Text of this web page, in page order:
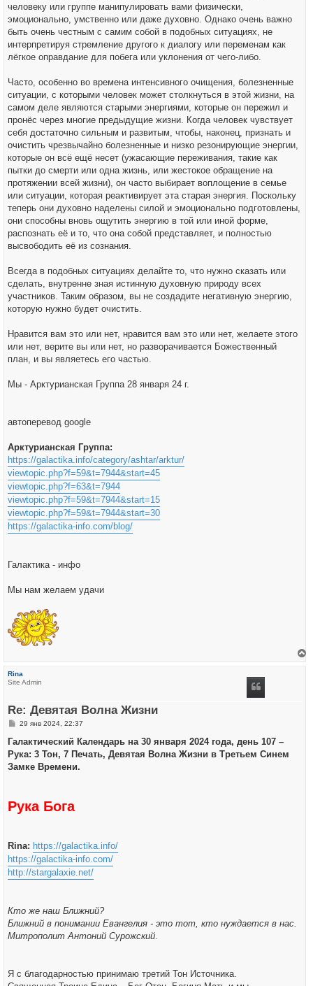
человеку или группе манипулировать вами физически,
эмоционально, умственно или даже духовно. Однако очень важно
быть очень честным с самим собой в подобных ситуациях, не
интерпретируя стремление другого к диалогу или переменам как
лёгкое оправдание для побега или уклонения от чего-либо.
Часто, особенно во времена интенсивного очищения, болезненные
ситуации, с которыми человек может столкнуться в этой жизни, на
самом деле являются старыми энергиями, которые он пережил и
пронёс через многие предыдущие жизни. Когда человек чувствует
себя достаточно сильным и развитым, чтобы, наконец, признать и
очистить чрезвычайно болезненные и низко резонирующие энергии,
которые он всё ещё несет (ужасающие переживания, такие как
пытки до смерти или одна жизнь, или жестокое обращение на
протяжении всей жизни), он часто выбирает воплощение в семье
или ситуации, которая реактивирует эта старая энергия. Поскольку
теперь они духовно наделены силой и эмоционально подготовлены,
они способны вновь ощутить энергию в той или иной форме,
распознать её и то, что она собой представляет, и полностью
высвободить её из сознания.
Всегда в подобных ситуациях делайте то, что нужно сказать или
сделать, внутренне зная истинную духовную природу всех
участников. Таким образом, вы не создадите негативную энергию,
которую нужно будет очистить.
Нравится вам это или нет, нравится вам это или нет, желаете этого
или нет, верите вы или нет, но разворачивается Божественный
план, и вы являетесь его частью.
Мы - Арктурианская Группа 28 января 24 г.
автоперевод google
Арктурианская Группа:
https://galactika.info/category/ashtar/arktur/
viewtopic.php?f=59&t=7944&start=45
viewtopic.php?f=63&t=7944
viewtopic.php?f=59&t=7944&start=15
viewtopic.php?f=59&t=7944&start=30
https://galactika-info.com/blog/
Галактика - инфо
Мы нам желаем удачи
Rina
Site Admin
Re: Девятая Волна Жизни
С
о
щ
е
29 янв 2024, 22:37
Галактический Календарь на 30 января 2024 года, день 107 –
Рука: 3 Тон, 7 Печать, Девятая Волна Жизни в Третьем Синем
Замке Времени.
Рука Бога
Rina: https://galactika.info/
https://galactika-info.com/
http://stargalaxie.net/
Кто же наш Ближний?
Ближний в понимании Евангелия - это тот, кто нуждается в нас.
Митрополит Антоний Сурожский.
Я с благодарностью принимаю третий Тон Источника.